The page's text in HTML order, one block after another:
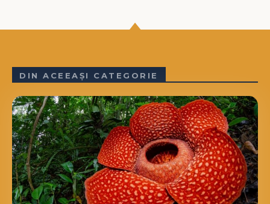
DIN ACEEAȘI CATEGORIE